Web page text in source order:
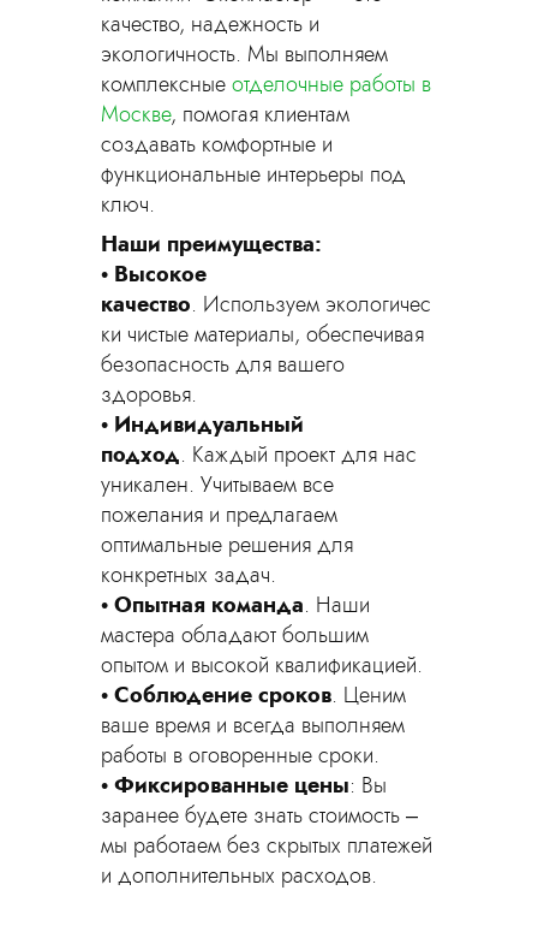
Согласие на обработку
персональных данных.
качество, надежность и
экологичность. Мы выполняем
комплексныеотделочные работы в
Москве, помогая клиентам
создавать комфортные и
функциональные интерьеры под
ключ.
Наши преимущества:
Высокое
качество. Используем экологичес
ки чистые материалы, обеспечивая
безопасность для вашего
здоровья.
Индивидуальный
подход. Каждый проект для нас
уникален. Учитываем все
пожелания и предлагаем
оптимальные решения для
конкретных задач.
Опытная команда. Наши
мастера обладают большим
опытом и высокой квалификацией.
Соблюдение сроков. Ценим
ваше время и всегда выполняем
работы в оговоренные сроки.
Фиксированные цены: Вы
заранее будете знать стоимость –
мы работаем без скрытых платежей
и дополнительных расходов.